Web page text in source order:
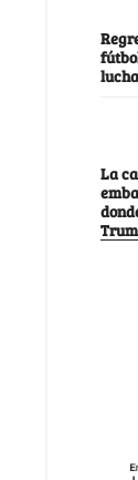
La